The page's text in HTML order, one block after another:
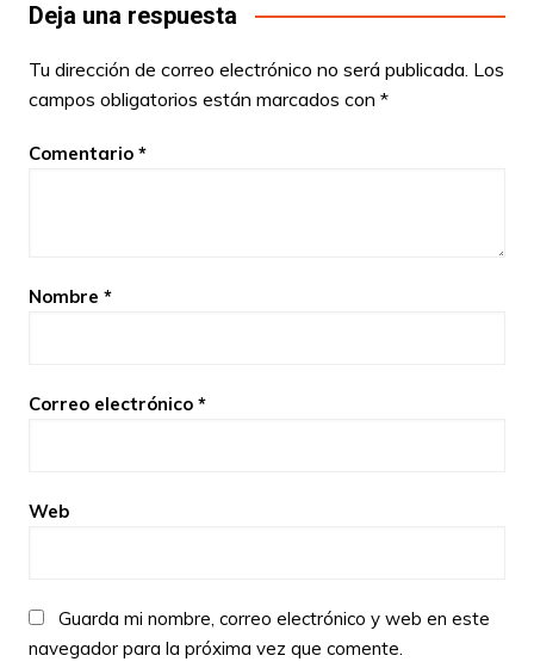
Deja una respuesta
Tu dirección de correo electrónico no será publicada. Los
campos obligatorios están marcados con *
Comentario *
Nombre *
Correo electrónico *
Web
Guarda mi nombre, correo electrónico y web en este
navegador para la próxima vez que comente.